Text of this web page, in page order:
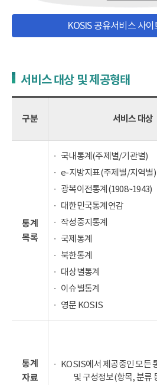
KOSIS 공유서비스 사
서비스 대상 및 제공형태
구분 서비스 대상
통계
목록
국내통계(주제별/기관별)
e-지방지표(주제별/지역별)
광복이전통계(1908~1943)
대한민국통계연감
작성중지통계
국제통계
북한통계
대상별통계
이슈별통계
영문 KOSIS
통계
자료
KOSIS에서 제공중인 모든
및 구성정보(항목, 분류